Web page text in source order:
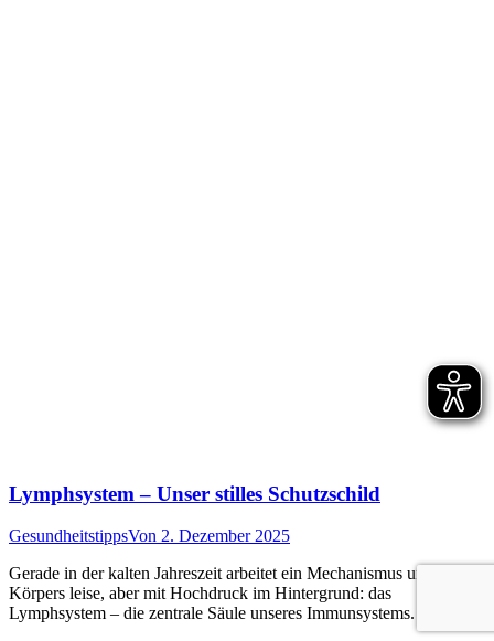
Lymphsystem – Unser stilles Schutzschild
GesundheitstippsVon 2. Dezember 2025
Gerade in der kalten Jahreszeit arbeitet ein Mechanismus unseres
Körpers leise, aber mit Hochdruck im Hintergrund: das
Lymphsystem – die zentrale Säule unseres Immunsystems.